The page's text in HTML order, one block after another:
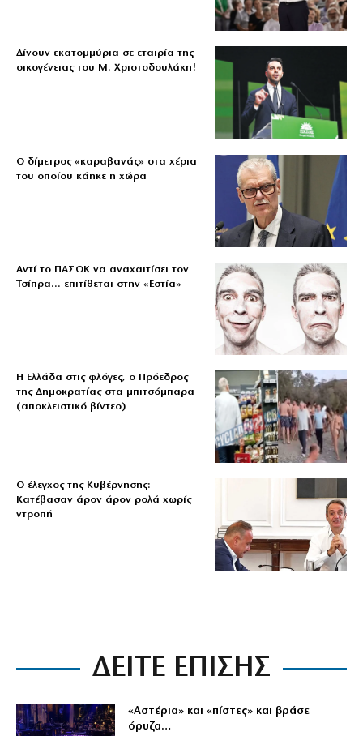
Δίνουν εκατομμύρια σε εταιρία της
οικογένειας του Μ. Χριστοδουλάκη!
Ο δίμετρος «καραβανάς» στα χέρια
του οποίου κάηκε η χώρα
Αντί το ΠΑΣΟΚ να αναχαιτίσει τον
Τσίπρα… επιτίθεται στην «Εστία»
Η Ελλάδα στις φλόγες, ο Πρόεδρος
της Δημοκρατίας στα μπιτσόμπαρα
(αποκλειστικό βίντεο)
Ο έλεγχος της Κυβέρνησης:
Κατέβασαν άρον άρον ρολά χωρίς
ντροπή
ΔΕΙΤΕ ΕΠΙΣΗΣ
«Αστέρια» και «πίστες» και βράσε
όρυζα…